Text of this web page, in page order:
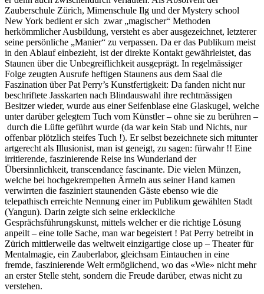
Zauberschule Zürich, Mimenschule Ilg und der Mystery school
New York bedient er sich zwar „magischer“ Methoden
herkömmlicher Ausbildung, versteht es aber ausgezeichnet, letzterer
seine persönliche „Manier“ zu verpassen. Da er das Publikum meist
in den Ablauf einbezieht, ist der direkte Kontakt gewährleistet, das
Staunen über die Unbegreiflichkeit ausgeprägt. In regelmässiger
Folge zeugten Ausrufe heftigen Staunens aus dem Saal die
Faszination über Pat Perry’s Kunstfertigkeit: Da fanden nicht nur
beschriftete Jasskarten nach Blindauswahl ihre rechtmässigen
Besitzer wieder, wurde aus einer Seifenblase eine Glaskugel, welche
unter darüber gelegtem Tuch vom Künstler – ohne sie zu berühren –
durch die Lüfte geführt wurde (da war kein Stab und Nichts, nur
offenbar plötzlich steifes Tuch !). Er selbst bezeichnete sich mitunter
artgerecht als Illusionist, man ist geneigt, zu sagen: fürwahr !! Eine
irritierende, faszinierende Reise ins Wunderland der
Übersinnlichkeit, transcendance fascinante. Die vielen Münzen,
welche bei hochgekrempelten Ärmeln aus seiner Hand kamen
verwirrten die fasziniert staunenden Gäste ebenso wie die
telepathisch erreichte Nennung einer im Publikum gewählten Stadt
(Yangun). Darin zeigte sich seine erkleckliche
Gesprächsführungskunst, mittels welcher er die richtige Lösung
anpeilt – eine tolle Sache, man war begeistert ! Pat Perry betreibt in
Zürich mittlerweile das weltweit einzigartige close up – Theater für
Mentalmagie, ein Zauberlabor, gleichsam Eintauchen in eine
fremde, faszinierende Welt ermöglichend, wo das «Wie» nicht mehr
an erster Stelle steht, sondern die Freude darüber, etwas nicht zu
verstehen.